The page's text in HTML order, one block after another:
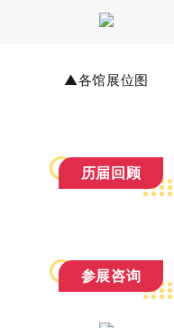
▲各馆展位图
历届回顾
参展咨询